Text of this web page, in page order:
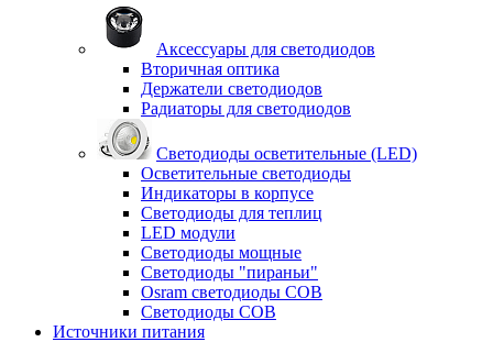
Аксессуары для светодиодов
Вторичная оптика
Держатели светодиодов
Радиаторы для светодиодов
Светодиоды осветительные (LED)
Осветительные светодиоды
Индикаторы в корпусе
Светодиоды для теплиц
LED модули
Светодиоды мощные
Светодиоды "пираньи"
Osram светодиоды COB
Светодиоды COB
Источники питания